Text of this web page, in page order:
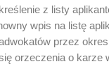
z listy
wpis na listę
przez
orzeczenia o karze